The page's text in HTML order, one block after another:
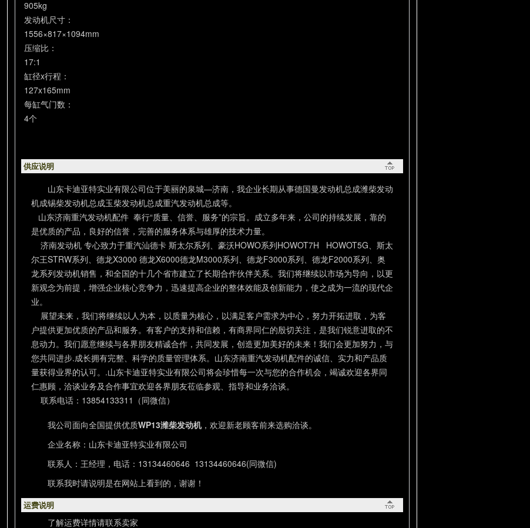
905kg
发动机尺寸：
1556×817×1094mm
压缩比：
17:1
缸径x行程：
127x165mm
每缸气门数：
4个
供应说明
山东卡迪亚特实业有限公司位于美丽的泉城—济南，我企业长期从事德国曼发动机总成潍柴发动
机成锡柴发动机总成玉柴发动机总成重汽发动机总成等。
山东济南重汽发动机配件 奉行“质量、信誉、服务”的宗旨。成立多年来，公司的持续发展，靠的
是优质的产品，良好的信誉，完善的服务体系与雄厚的技术力量。
济南发动机 专心致力于重汽汕德卡 斯太尔系列、豪沃HOWO系列HOWOT7H HOWOT5G、斯太
尔王STRW系列、德龙X3000 德龙X6000德龙M3000系列、德龙F3000系列、德龙F2000系列、奥
龙系列发动机销售，和全国的十几个省市建立了长期合作伙伴关系。我们将继续以市场为导向，以更
新观念为前提，增强企业核心竞争力，迅速提高企业的整体效能及创新能力，使之成为一流的现代企
业。
展望未来，我们将继续以人为本，以质量为核心，以满足客户需求为中心，努力开拓进取，为客
户提供更加优质的产品和服务。有客户的支持和信赖，有商界同仁的殷切关注，是我们锐意进取的不
息动力。我们愿意继续与各界朋友精诚合作，共同发展，创造更加美好的未来！我们会更加努力，与
您共同进步.成长拥有完整、科学的质量管理体系。山东济南重汽发动机配件的诚信、实力和产品质
量获得业界的认可。.山东卡迪亚特实业有限公司将会珍惜每一次与您的合作机会，竭诚欢迎各界同
仁惠顾，洽谈业务及合作事宜欢迎各界朋友莅临参观、指导和业务洽谈。
联系电话：13854133311（同微信）
我公司面向全国提供优质WP13潍柴发动机，欢迎新老顾客前来选购洽谈。
企业名称：山东卡迪亚特实业有限公司
联系人：王经理，电话：13134460646 13134460646(同微信)
联系我时请说明是在网站上看到的，谢谢！
运费说明
了解运费详情请联系卖家